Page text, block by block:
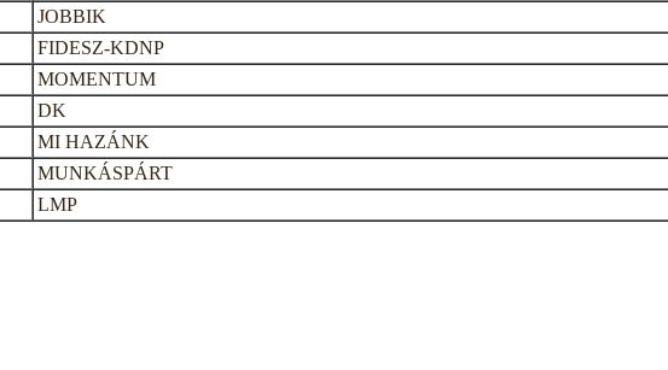
JOBBIK
FIDESZ-KDNP
MOMENTUM
DK
MI HAZÁNK
MUNKÁSPÁRT
LMP